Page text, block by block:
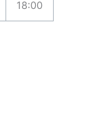
18:00